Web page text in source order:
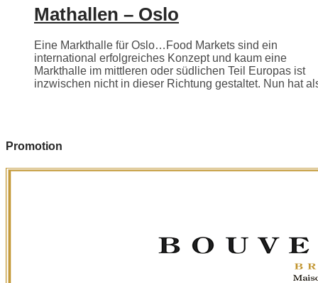
Mathallen – Oslo
Eine Markthalle für Oslo…Food Markets sind ein
international erfolgreiches Konzept und kaum eine
Markthalle im mittleren oder südlichen Teil Europas ist
inzwischen nicht in dieser Richtung gestaltet. Nun hat
Promotion